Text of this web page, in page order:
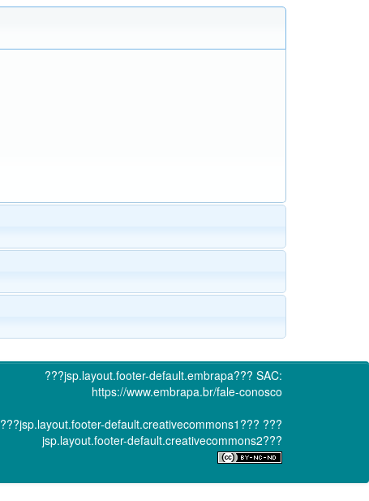
???jsp.layout.footer-default.embrapa??? SAC:
https://www.embrapa.br/fale-conosco
???jsp.layout.footer-default.creativecommons1??? ???
jsp.layout.footer-default.creativecommons2???